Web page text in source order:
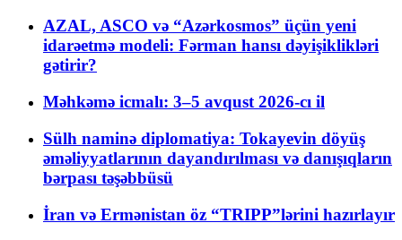
AZAL, ASCO və “Azərkosmos” üçün yeni
idarəetmə modeli: Fərman hansı dəyişiklikləri
gətirir?
Məhkəmə icmalı: 3–5 avqust 2026-cı il
Sülh naminə diplomatiya: Tokayevin döyüş
əməliyyatlarının dayandırılması və danışıqların
bərpası təşəbbüsü
İran və Ermənistan öz “TRIPP”lərini hazırlayır